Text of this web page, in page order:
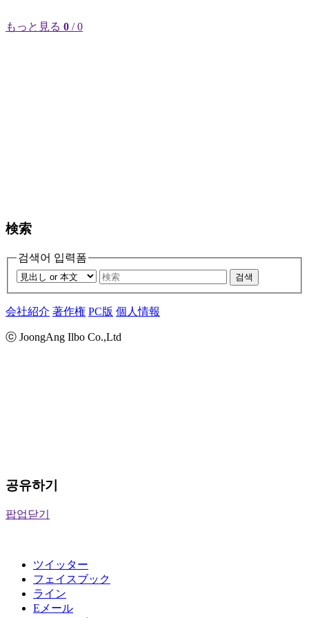
もっと見る 0 / 0
検索
검색어 입력폼
검색
会社紹介 著作権 PC版 個人情報
ⓒ JoongAng Ilbo Co.,Ltd
공유하기
팝업닫기
ツイッター
フェイスブック
ライン
Eメール